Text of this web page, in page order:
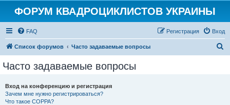
ФОРУМ КВАДРОЦИКЛИСТОВ УКРАИНЫ
FAQ Вход
Регистрация
Список форумов Часто задаваемые вопросы
Часто задаваемые вопросы
Вход на конференцию и регистрация
Зачем мне нужно регистрироваться?
Что такое COPPA?